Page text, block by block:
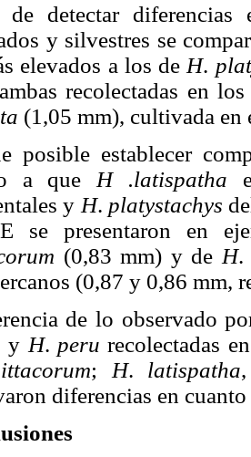
detectar diferencias
y silvestres se
elevados a los de H.
recolectadas en
(1,05 mm), cultivada en
posible establecer
a que H .latispatha
y H. platystachys
se presentaron en
(0,83 mm) y de H
(0,87 y 0,86 mm,
de lo observado
y H. perurecolectadas
; H. latispatha
diferencias en